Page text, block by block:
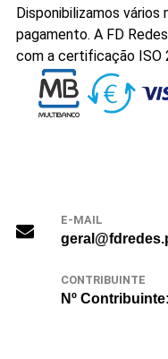
Disponibilizamos vários
pagamento. A FD
com a certificação ISO
E-MAIL
CONTRIBUINTE
Nº